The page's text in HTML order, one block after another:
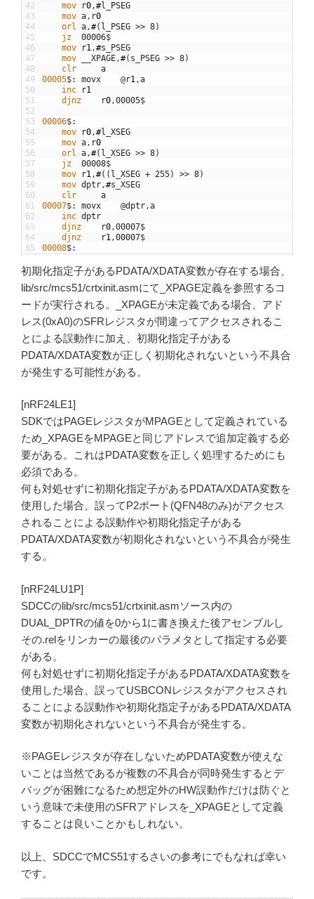
42
43
44
45
46
47
48
49
50
51
52
53
54
55
56
57
58
59
60
61
62
63
64
65
	mov
r0 ,#l
PSEG
	mov
a , r0
	orl
a ,#( l PSEG >> 8)
	jz
00006$
	mov
r1 ,#s
PSEG
	mov
XPAGE ,#( s PSEG >> 8)
	clr
a
00005$: movx @r1 ,a
	inc
r1
	djnz
r0 ,00005$
00006$:
	mov
r0 ,#l
XSEG
	mov
a , r0
	orl
a ,#( l XSEG >> 8)
	jz
00008$
	mov
r1 ,#( ( l XSEG + 255) >> 8)
	mov
dptr ,#s XSEG
	clr
a
00007$: movx @dptr ,a
	inc
dptr
	djnz
r0 ,00007$
	djnz
r1 ,00007$
00008$:
初期化指定子があるPDATA/XDATA変数が存在する場合、
lib/src/mcs51/crtxinit.asmにて_XPAGE定義を参照するコ
ードが実行される。_XPAGEが未定義である場合、アド
レス(0xA0)のSFRレジスタが間違ってアクセスされるこ
とによる誤動作に加え、初期化指定子がある
PDATA/XDATA変数が正しく初期化されないという不具合
が発生する可能性がある。
[nRF24LE1]
SDKではPAGEレジスタがMPAGEとして定義されている
ため_XPAGEをMPAGEと同じアドレスで追加定義する必
要がある。これはPDATA変数を正しく処理するためにも
必須である。
何も対処せずに初期化指定子があるPDATA/XDATA変数を
使用した場合、誤ってP2ポート(QFN48のみ)がアクセス
されることによる誤動作や初期化指定子がある
PDATA/XDATA変数が初期化されないという不具合が発生
する。
[nRF24LU1P]
SDCCのlib/src/mcs51/crtxinit.asmソース内の
DUAL_DPTRの値を0から1に書き換えた後アセンブルし
その.relをリンカーの最後のパラメタとして指定する必要
がある。
何も対処せずに初期化指定子があるPDATA/XDATA変数を
使用した場合、誤ってUSBCONレジスタがアクセスされ
ることによる誤動作や初期化指定子があるPDATA/XDATA
変数が初期化されないという不具合が発生する。
※PAGEレジスタが存在しないためPDATA変数が使えな
いことは当然であるが複数の不具合が同時発生するとデ
バッグが困難になるため想定外のHW誤動作だけは防ぐと
いう意味で未使用のSFRアドレスを_XPAGEとして定義
することは良いことかもしれない。
以上、SDCCでMCS51するさいの参考にでもなれば幸い
です。